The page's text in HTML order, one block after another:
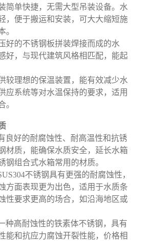
简单快捷，无需大型吊装设备。水
，便于搬运和安装，可大大缩短施
。
好的不锈钢板拼装焊接而成的水
好，与现代建筑风格相匹配，能起
较理想的保温装置，能有效减少水
应系统等对水温保持的要求，适用
。
良好的耐腐蚀性、耐高温性和抗锈
材质，能确保水质安全，延长水箱
钢组合式水箱常用的材质。
不锈钢具有更强的耐腐蚀性，
方面表现更为出色，适用于水质条
性要求更高的场合，如沿海地区或
种高耐蚀性的铁素体不锈钢，具有
能和抗应力腐蚀开裂性能，价格相